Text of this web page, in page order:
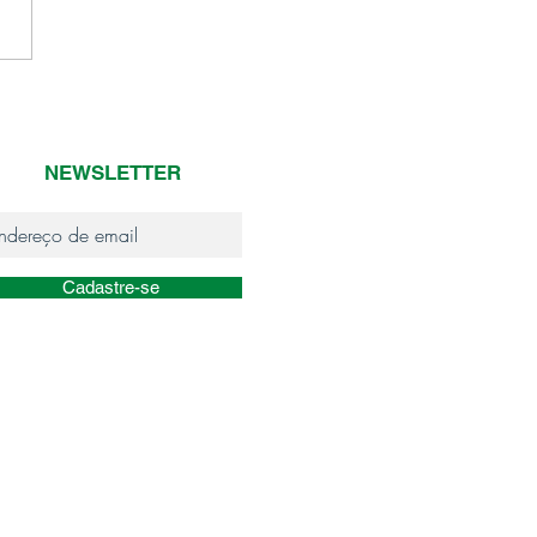
NEWSLETTER
Cadastre-se